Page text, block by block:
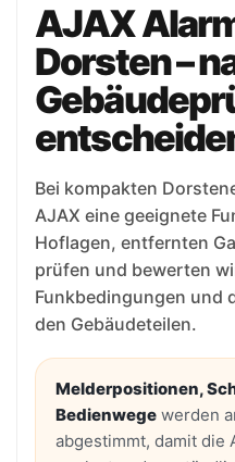
AJAX
Dorsten –
Bei kompakten
AJAX eine geeignete
Hoflagen, entfernten
prüfen und bewerten
Funkbedingungen und
den Gebäudeteilen.
Melderpositionen,
Bedienwege werden
abgestimmt, damit die